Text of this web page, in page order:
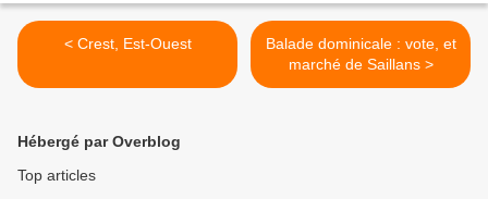
< Crest, Est-Ouest
Balade dominicale : vote, et
marché de Saillans >
Hébergé par Overblog
Top articles